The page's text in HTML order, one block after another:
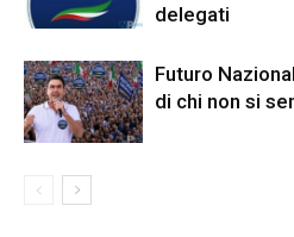
delegati
Futuro
di chi non si